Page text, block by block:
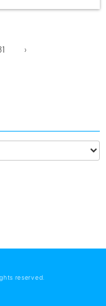
›
reserved.